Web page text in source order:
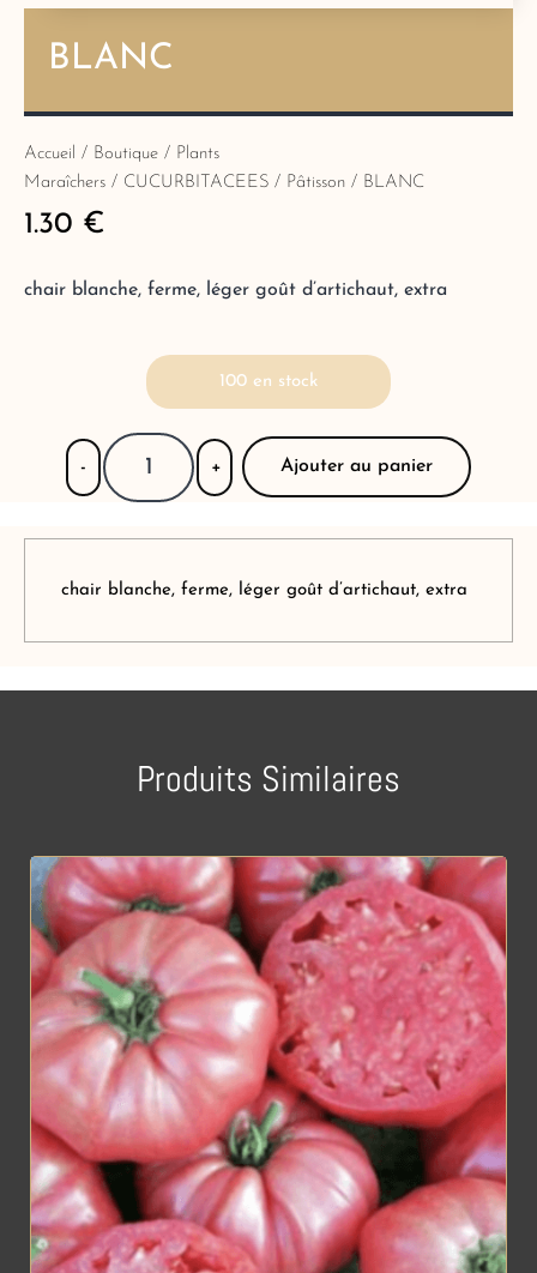
BLANC
Accueil / Boutique / Plants
Maraîchers / CUCURBITACEES / Pâtisson / BLANC
1.30 €
chair blanche, ferme, léger goût d’artichaut, extra
100 en stock
- + Ajouter au panier
chair blanche, ferme, léger goût d’artichaut, extra
Produits Similaires